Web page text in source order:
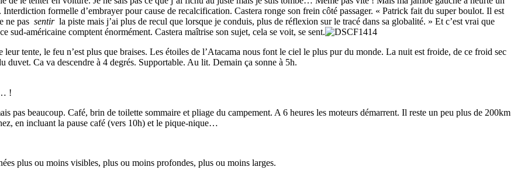
formelle d’embrayer pour cause de recalcification. Castera ronge son frein côté passager. « Patrick fait du super boulot. Il est
ne pas sentir la piste mais j’ai plus de recul que lorsque je conduis, plus de réflexion sur le tracé dans sa globalité. » Et c’est vrai que
sud-américaine comptent énormément. Castera maîtrise son sujet, cela se voit, se sent.
tente, le feu n’est plus que braises. Les étoiles de l’Atacama nous font le ciel le plus pur du monde. La nuit est froide, de ce froid sec
Ca va descendre à 4 degrés. Supportable. Au lit. Demain ça sonne à 5h.
!
pas beaucoup. Café, brin de toilette sommaire et pliage du campement. A 6 heures les moteurs démarrent. Il reste un peu plus de 200km
en incluant la pause café (vers 10h) et le pique-nique…
plus ou moins visibles, plus ou moins profondes, plus ou moins larges.